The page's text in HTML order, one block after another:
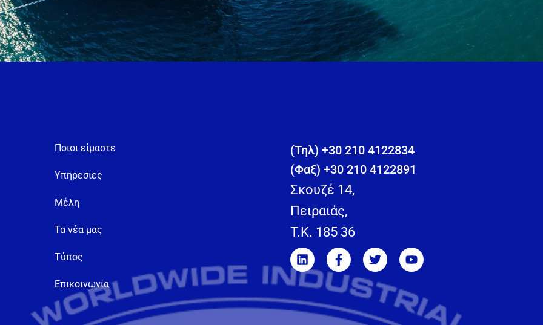
Ποιοι είμαστε
Υπηρεσίες
Μέλη
Τα νέα μας
Τύπος
Επικοινωνία
(Τηλ) +30 210 4122834
(Φαξ) +30 210 4122891
Σκουζέ 14,
Πειραιάς,
T.K. 185 36